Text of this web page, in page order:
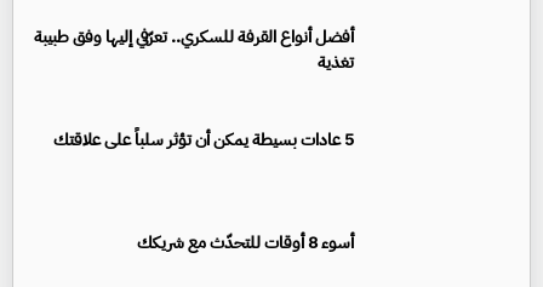
أفضل أنواع القرفة للسكري.. تعرّفي إليها وفق طبيبة
تغذية
5 عادات بسيطة يمكن أن تؤثر سلباً على علاقتك
أسوء 8 أوقات للتحدّث مع شريكك